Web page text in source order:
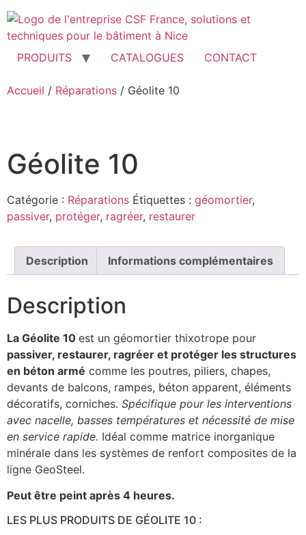
Aller
au
contenu
PRODUITS
CATALOGUES CONTACT
Accueil / Réparations / Géolite 10
Géolite 10
Catégorie : Réparations Étiquettes : géomortier,
passiver, protéger, ragréer, restaurer
Description Informations complémentaires
Description
La Géolite 10 est un géomortier thixotrope pour
passiver, restaurer, ragréer et protéger les structures
en béton armé comme les poutres, piliers, chapes,
devants de balcons, rampes, béton apparent, éléments
décoratifs, corniches. Spécifique pour les interventions
avec nacelle, basses températures et nécessité de mise
en service rapide. Idéal comme matrice inorganique
minérale dans les systèmes de renfort composites de la
ligne GeoSteel.
Peut être peint après 4 heures.
LES PLUS PRODUITS DE GÉOLITE 10 :